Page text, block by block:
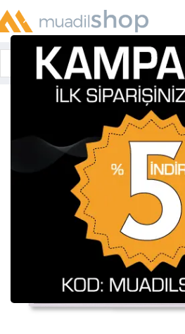
Anasayfa»Muadil Tonerler